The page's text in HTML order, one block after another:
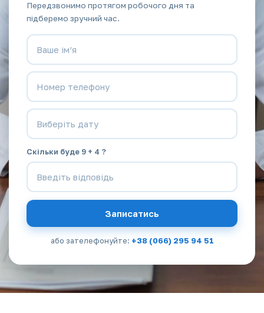
Передзвонимо протягом робочого дня та
підберемо зручний час.
Скільки буде 9 + 4 ?
Записатись
або зателефонуйте: +38 (066) 295 94 51